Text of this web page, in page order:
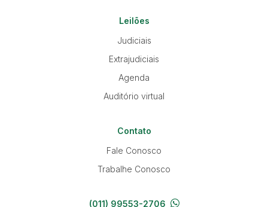
Leilões
Judiciais
Extrajudiciais
Agenda
Auditório virtual
Contato
Fale Conosco
Trabalhe Conosco
(011) 99553-2706